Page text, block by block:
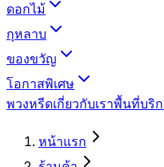
ดอกไม้
กุหลาบ
ของขวัญ
โอกาสพิเศษ
พวงหรีดเกี่ยวกับเราพื้นที่บริก
หน้าแรก